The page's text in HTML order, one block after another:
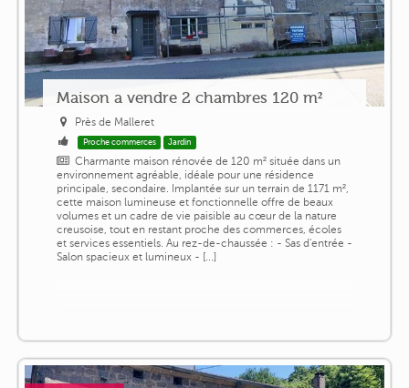
Maison a vendre 2 chambres 120 m²
Près de Malleret
Proche commerces Jardin
Charmante maison rénovée de 120 m² située dans un
environnement agréable, idéale pour une résidence
principale, secondaire. Implantée sur un terrain de 1171 m²,
cette maison lumineuse et fonctionnelle offre de beaux
volumes et un cadre de vie paisible au cœur de la nature
creusoise, tout en restant proche des commerces, écoles
et services essentiels. Au rez-de-chaussée : - Sas d'entrée -
Salon spacieux et lumineux - [...]